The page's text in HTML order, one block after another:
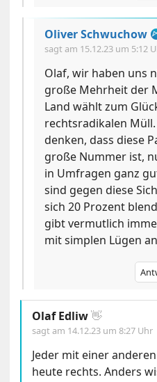
Oliver Schwuchow
sagt am 15.12.23 um 5:12
Olaf, wir haben uns
große Mehrheit der
Land wählt zum
rechtsradikalen
denken, dass diese
große Nummer ist,
in Umfragen ganz
sind gegen diese
sich 20 Prozent
gibt vermutlich
mit simplen Lügen
Olaf Edliw👋
sagt am 14.12.23 um 8:27 Uhr
Jeder mit einer
heute rechts. Anders